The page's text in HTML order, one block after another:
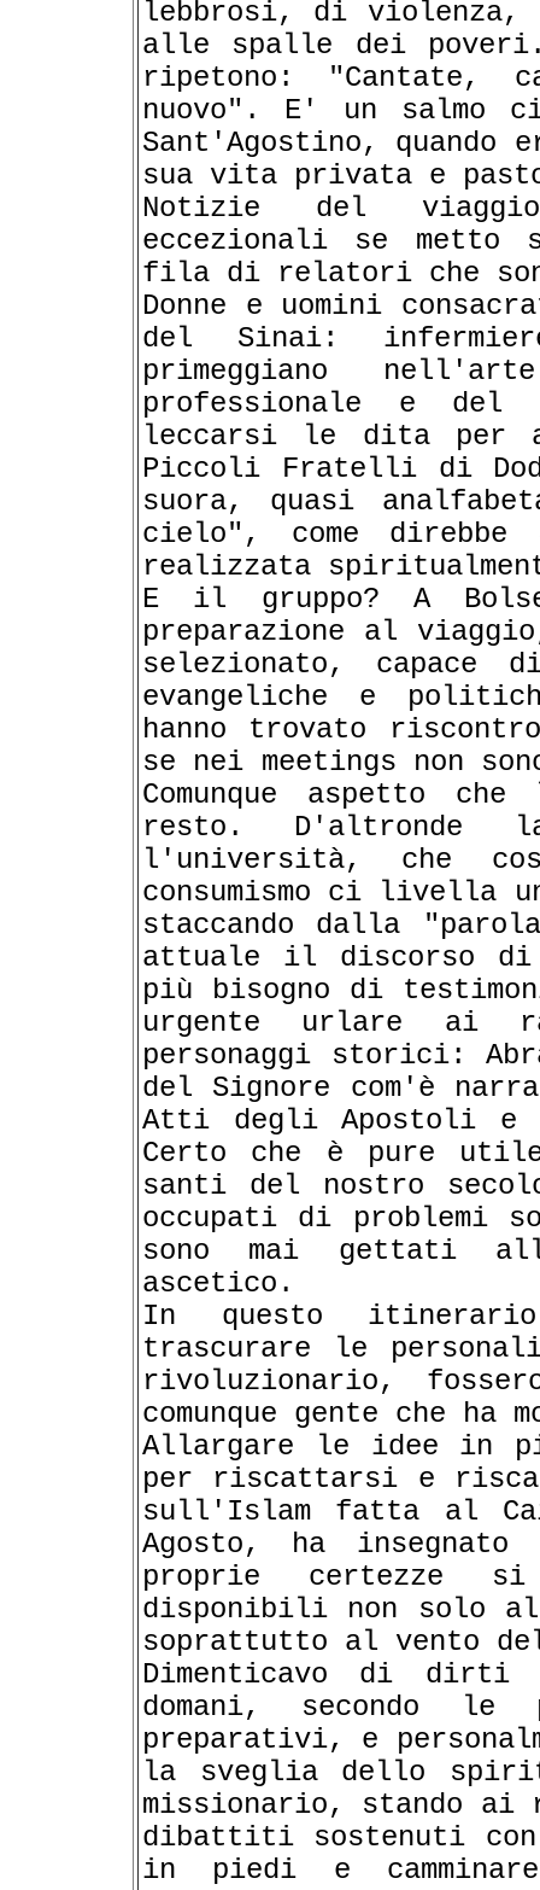
lebbrosi, di
alle spalle dei
ripetono: "Cantate,
nuovo". E' un salmo
Sant'Agostino, quando
sua vita privata e
Notizie del
eccezionali se
fila di relatori che
Donne e uomini
del Sinai:
primeggiano
professionale e del
leccarsi le dita per
Piccoli Fratelli di
suora, quasi
cielo", come direbbe
realizzata
E il gruppo? A
preparazione al
selezionato,
evangeliche e
hanno trovato
se nei meetings non
Comunque aspetto
resto.
l'università, che
consumismo ci livella
staccando dalla
attuale il discorso di
più bisogno di
urgente urlare ai
personaggi storici:
del Signore com'è
Atti degli Apostoli e
Certo che è pure
santi del nostro
occupati di problemi
sono mai gettati
ascetico.
In questo itinerario
trascurare le
rivoluzionario,
comunque gente che ha
Allargare le idee in
per riscattarsi e
sull'Islam fatta al
Agosto, ha
proprie certezze
disponibili non solo
soprattutto al vento
Dimenticavo di dirti
domani, secondo
preparativi, e
la sveglia dello
missionario, stando
dibattiti sostenuti
in piedi e